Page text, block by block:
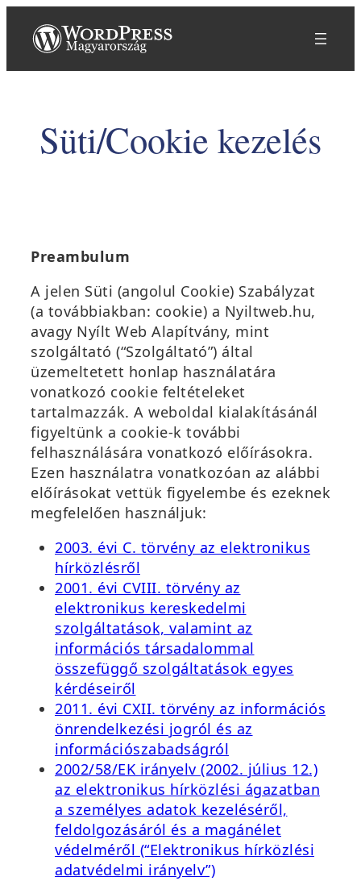
tartalomhoz
Süti/Cookie kezelés
Preambulum
A jelen Süti (angolul Cookie) Szabályzat
(a továbbiakban: cookie) a Nyiltweb.hu,
avagy Nyílt Web Alapítvány, mint
szolgáltató (“Szolgáltató”) által
üzemeltetett honlap használatára
vonatkozó cookie feltételeket
tartalmazzák. A weboldal kialakításánál
figyeltünk a cookie-k további
felhasználására vonatkozó előírásokra.
Ezen használatra vonatkozóan az alábbi
előírásokat vettük figyelembe és ezeknek
megfelelően használjuk:
2003. évi C. törvény az elektronikus
hírközlésről
ú
j
a
b
l
k
b
a
n
n
y
í
l
i
2001. évi CVIII. törvény az
elektronikus kereskedelmi
szolgáltatások, valamint az
információs társadalommal
összefüggő szolgáltatások egyes
kérdéseiről
ú
j
a
b
l
a
k
b
a
2011. évi CXII. törvény az információs
önrendelkezési jogról és az
információszabadságról
ú
j
a
b
l
2002/58/EK irányelv (2002. július 12.)
az elektronikus hírközlési ágazatban
a személyes adatok kezeléséről,
feldolgozásáról és a magánélet
védelméről (“Elektronikus hírközlési
adatvédelmi irányelv”)(